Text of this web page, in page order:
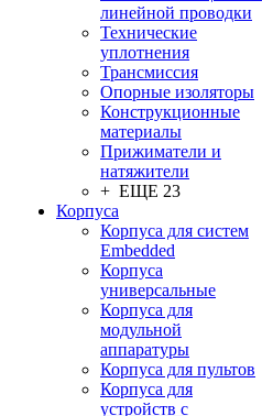
линейной проводки
Технические
уплотнения
Трансмиссия
Опорные изоляторы
Конструкционные
материалы
Прижиматели и
натяжители
+ ЕЩЕ 23
Корпуса
Корпуса для систем
Embedded
Корпуса
универсальные
Корпуса для
модульной
аппаратуры
Корпуса для пультов
Корпуса для
устройств с